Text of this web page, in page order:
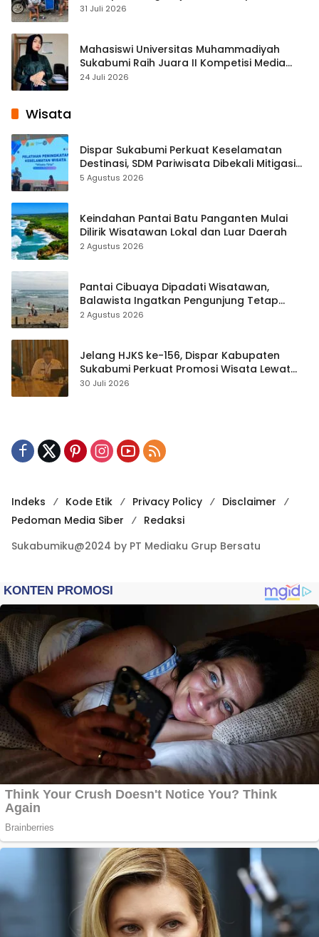
Cisaat
31 Juli 2026
Mahasiswi Universitas Muhammadiyah
Sukabumi Raih Juara II Kompetisi Media
Pembelajaran Digital Tingkat Internasional
24 Juli 2026
Wisata
Dispar Sukabumi Perkuat Keselamatan
Destinasi, SDM Pariwisata Dibekali Mitigasi
hingga Teknik Evakuasi
5 Agustus 2026
Keindahan Pantai Batu Panganten Mulai
Dilirik Wisatawan Lokal dan Luar Daerah
2 Agustus 2026
Pantai Cibuaya Dipadati Wisatawan,
Balawista Ingatkan Pengunjung Tetap
Waspada
2 Agustus 2026
Jelang HJKS ke-156, Dispar Kabupaten
Sukabumi Perkuat Promosi Wisata Lewat
Publikasi Digital
30 Juli 2026
Indeks Kode Etik Privacy Policy
Disclaimer
Pedoman Media Siber
Redaksi
Sukabumiku@2024 by PT Mediaku Grup Bersatu